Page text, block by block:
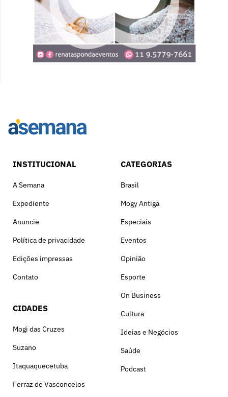
INSTITUCIONAL
A Semana
Expediente
Anuncie
Política de privacidade
Edições impressas
Contato
CIDADES
Mogi das Cruzes
Suzano
Itaquaquecetuba
Ferraz de Vasconcelos
CATEGORIAS
Brasil
Mogy Antiga
Especiais
Eventos
Opinião
Esporte
On Business
Cultura
Ideias e Negócios
Saúde
Podcast